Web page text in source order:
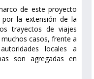
de este proyecto
la extensión de la
trayectos de viajes
casos, frente a
locales a
son agregadas en